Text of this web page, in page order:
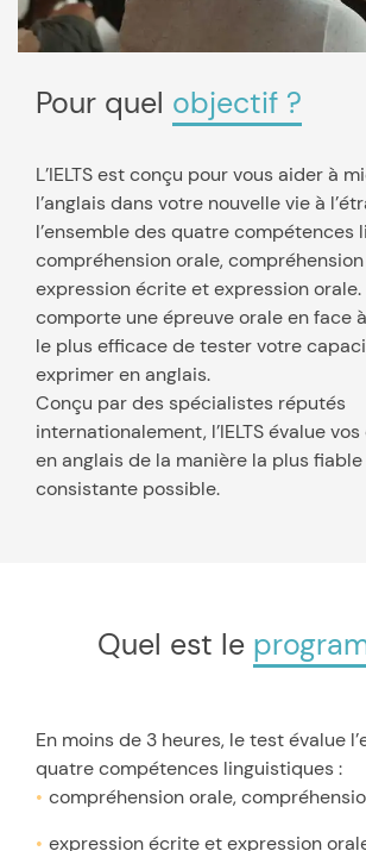
Pour quel objectif ?
L’IELTS est conçu pour vous aider à
l’anglais dans votre nouvelle vie à
l’ensemble des quatre compétences
compréhension orale,
expression écrite et expression orale.
comporte une épreuve orale en face
le plus efficace de tester votre
exprimer en anglais.
Conçu par des spécialistes réputés
internationalement, l’IELTS évalue
en anglais de la manière la plus
consistante possible.
Quel est le
En moins de 3 heures, le test évalue
quatre compétences linguistiques :
compréhension orale,
expression écrite et expression